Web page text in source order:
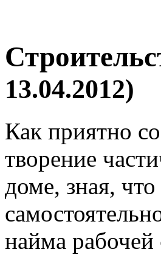
13.04.2012)
Как приятно
творение
доме, зная,
найма рабочей